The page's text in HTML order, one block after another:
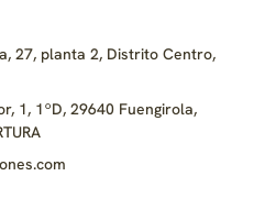
27, planta 2, Distrito Centro,
1, 1ºD, 29640 Fuengirola,